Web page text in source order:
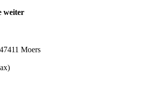
weiter
Moers